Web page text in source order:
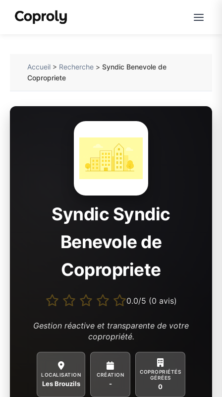
Accueil > Recherche >Syndic Benevole de
Copropriete
Syndic Syndic
Benevole de
Copropriete
0.0/5 (0 avis)
Gestion réactive et transparente de votre
copropriété.
LOCALISATION
Les Brouzils
CRÉATION
-
COPROPRIÉTÉS
GÉRÉES
0